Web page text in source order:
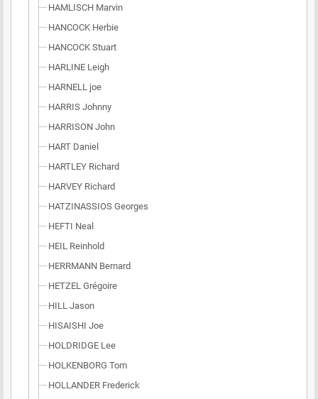
HAMLISCH Marvin
HANCOCK Herbie
HANCOCK Stuart
HARLINE Leigh
HARNELL joe
HARRIS Johnny
HARRISON John
HART Daniel
HARTLEY Richard
HARVEY Richard
HATZINASSIOS Georges
HEFTI Neal
HEIL Reinhold
HERRMANN Bernard
HETZEL Grégoire
HILL Jason
HISAISHI Joe
HOLDRIDGE Lee
HOLKENBORG Tom
HOLLANDER Frederick